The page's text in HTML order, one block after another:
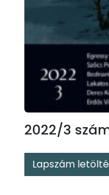
2022/3
Lapszám